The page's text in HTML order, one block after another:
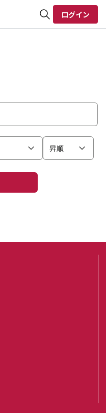
ログイン
昇順